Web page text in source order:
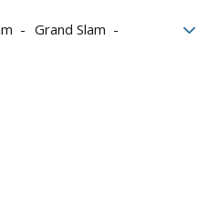
Grand Slam